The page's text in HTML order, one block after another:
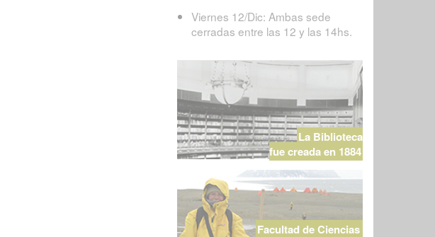
Viernes 12/Dic: Ambas sede
cerradas entre las 12 y las 14hs.
La Biblioteca
fue creada en 1884
Facultad de Ciencias